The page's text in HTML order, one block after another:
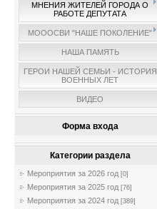
МНЕНИЯ ЖИТЕЛЕЙ ГОРОДА О
РАБОТЕ ДЕПУТАТА
МОООСВИ "НАШЕ ПОКОЛЕНИЕ"
НАША ПАМЯТЬ
ГЕРОИ НАШЕЙ СЕМЬИ - ИСТОРИЯ
ВОЕННЫХ ЛЕТ
ВИДЕО
Форма входа
Категории раздела
Мероприятия за 2026 год [0]
Мероприятия за 2025 год [76]
Мероприятия за 2024 год [389]